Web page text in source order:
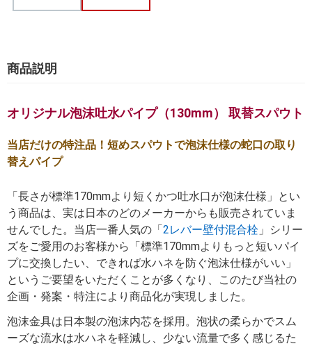
商品説明
オリジナル泡沫吐水パイプ（130mm） 取替スパウト
当店だけの特注品！短めスパウトで泡沫仕様の蛇口の取り
替えパイプ
「長さが標準170mmより短くかつ吐水口が泡沫仕様」とい
う商品は、実は日本のどのメーカーからも販売されていま
せんでした。当店一番人気の「 2レバー壁付混合栓 」シリー
ズをご愛用のお客様から「標準170mmよりもっと短いパイ
プに交換したい、できれば水ハネを防ぐ泡沫仕様がいい」
というご要望をいただくことが多くなり、このたび当社の
企画・発案・特注により商品化が実現しました。
泡沫金具は日本製の泡沫内芯を採用。泡状の柔らかでスム
ーズな流水は水ハネを軽減し、少ない流量で多く感じるた